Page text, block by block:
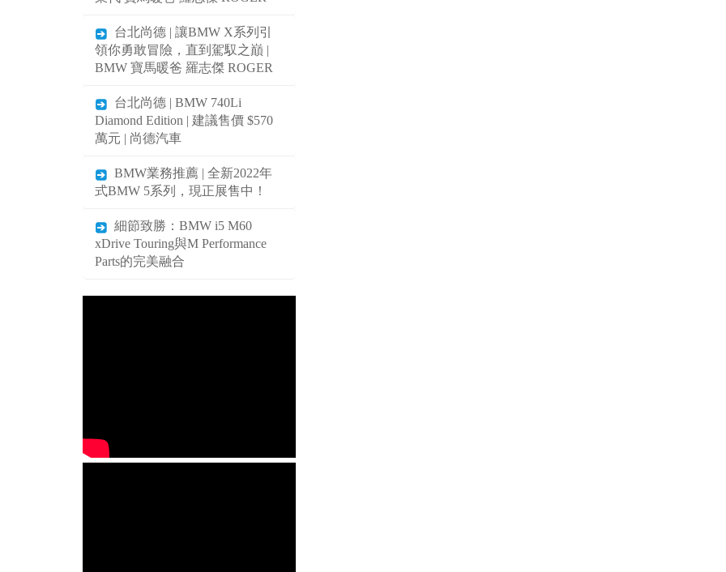
台北尚德 | 讓BMW X系列引
領你勇敢冒險，直到駕馭之巔 |
BMW 寶馬暖爸 羅志傑 ROGER
台北尚德 | BMW 740Li
Diamond Edition | 建議售價 $570
萬元 | 尚德汽車
BMW業務推薦 | 全新2022年
式BMW 5系列，現正展售中！
細節致勝：BMW i5 M60
xDrive Touring與M Performance
Parts的完美融合